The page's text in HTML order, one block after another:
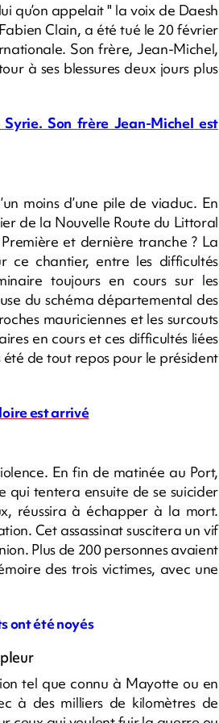
qu’on appelait " la voix de Daesh
Clain, a été tué le 20 février
Son frère, Jean-Michel,
à ses blessures deux jours plus
Son frère Jean-Michel est
moins d’une pile de viaduc. En
de la Nouvelle Route du Littoral
et dernière tranche ? La
ce chantier, entre les difficultés
toujours en cours sur les
du schéma départemental des
mauriciennes et les surcouts
en cours et ces difficultés liées
été de tout repos pour le président
est arrivé
En fin de matinée au Port,
qui tentera ensuite de se suicider
réussira à échapper à la mort.
Cet assassinat suscitera un vif
Plus de 200 personnes avaient
des trois victimes, avec une
ont été noyés
tel que connu à Mayotte ou en
à des milliers de kilomètres de